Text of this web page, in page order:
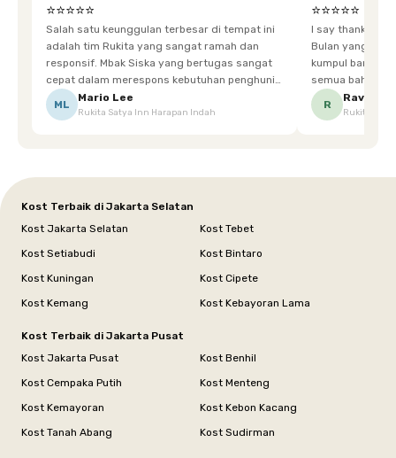
⭐⭐⭐⭐⭐
Salah satu keunggulan terbesar di tempat ini
adalah tim Rukita yang sangat ramah dan
responsif. Mbak Siska yang bertugas sangat
cepat dalam merespons kebutuhan penghuni.
Ketika saya meminta keset karena sempat
terpeleset, permintaan tersebut langsung
ML
Mario Lee
Rukita Satya Inn Harapan Indah
⭐⭐⭐⭐⭐
I say thankyou
Bulan yang super happy! banyak
kumpul bareng
semua bahagia
mgkn saran dari air aja & kebersihan lebih di
R
Ravena
Rukita
Kost Terbaik di Jakarta Selatan
Kost Jakarta Selatan
Kost Tebet
Kost Setiabudi
Kost Bintaro
Kost Kuningan
Kost Cipete
Kost Kemang
Kost Kebayoran Lama
Kost Terbaik di Jakarta Pusat
Kost Jakarta Pusat
Kost Benhil
Kost Cempaka Putih
Kost Menteng
Kost Kemayoran
Kost Kebon Kacang
Kost Tanah Abang
Kost Sudirman